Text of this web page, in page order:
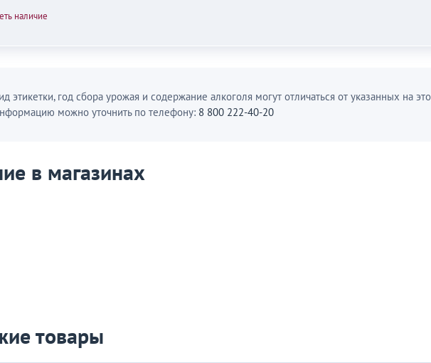
наличие
этикетки, год сбора урожая и содержание алкоголя могут отличаться от указанных на
можно уточнить по телефону: 8 800 222-40-20
в магазинах
товары